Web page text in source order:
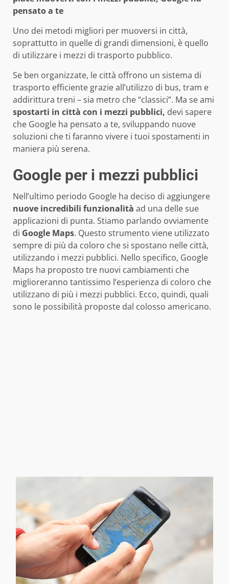
pensato a te
Uno dei metodi migliori per muoversi in città,
soprattutto in quelle di grandi dimensioni, è quello
di utilizzare i mezzi di trasporto pubblico.
Se ben organizzate, le città offrono un sistema di
trasporto efficiente grazie all’utilizzo di bus, tram e
addirittura treni – sia metro che “classici”. Ma se ami
spostarti in città con i mezzi pubblici, devi sapere
che Google ha pensato a te, sviluppando nuove
soluzioni che ti faranno vivere i tuoi spostamenti in
maniera più serena.
Google per i mezzi pubblici
Nell’ultimo periodo Google ha deciso di aggiungere
nuove incredibili funzionalità ad una delle sue
applicazioni di punta. Stiamo parlando ovviamente
di Google Maps. Questo strumento viene utilizzato
sempre di più da coloro che si spostano nelle città,
utilizzando i mezzi pubblici. Nello specifico, Google
Maps ha proposto tre nuovi cambiamenti che
miglioreranno tantissimo l’esperienza di coloro che
utilizzano di più i mezzi pubblici. Ecco, quindi, quali
sono le possibilità proposte dal colosso americano.